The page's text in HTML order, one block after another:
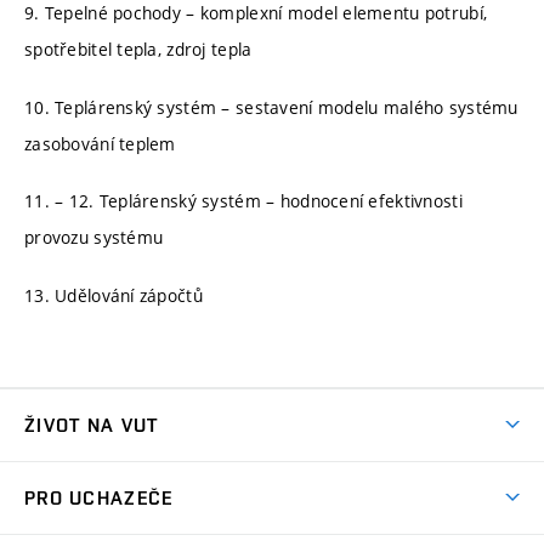
9. Tepelné pochody – komplexní model elementu potrubí,
spotřebitel tepla, zdroj tepla
10. Teplárenský systém – sestavení modelu malého systému
zasobování teplem
11. – 12. Teplárenský systém – hodnocení efektivnosti
provozu systému
13. Udělování zápočtů
ŽIVOT NA VUT
PRO UCHAZEČE